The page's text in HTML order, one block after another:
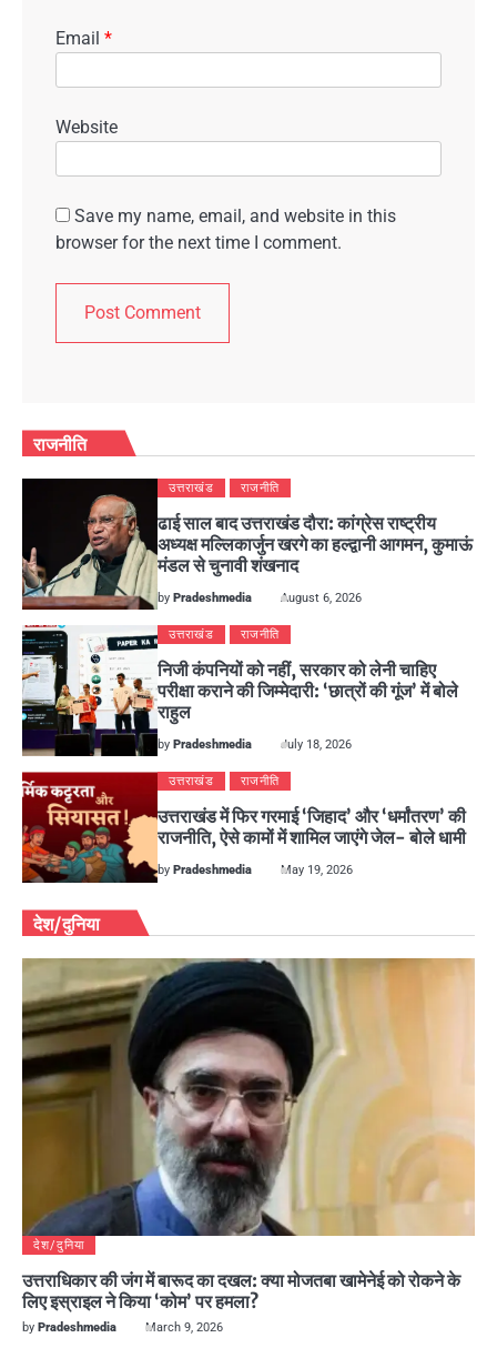
Email *
Website
Save my name, email, and website in this
browser for the next time I comment.
राजनीति
उत्तराखंड राजनीति
ढाई साल बाद उत्तराखंड दौरा: कांग्रेस राष्ट्रीय
अध्यक्ष मल्लिकार्जुन खरगे का हल्द्वानी आगमन, कुमाऊं
मंडल से चुनावी शंखनाद
by Pradeshmedia August 6, 2026
उत्तराखंड राजनीति
निजी कंपनियों को नहीं, सरकार को लेनी चाहिए
परीक्षा कराने की जिम्मेदारी: ‘छात्रों की गूंज’ में बोले
राहुल
by Pradeshmedia July 18, 2026
उत्तराखंड राजनीति
उत्तराखंड में फिर गरमाई ‘जिहाद’ और ‘धर्मांतरण’ की
राजनीति, ऐसे कामों में शामिल जाएंगे जेल- बोले धामी
by Pradeshmedia May 19, 2026
देश/दुनिया
देश/दुनिया
उत्तराधिकार की जंग में बारूद का दखल: क्या मोजतबा खामेनेई को रोकने के
लिए इस्राइल ने किया ‘कोम’ पर हमला?
by Pradeshmedia March 9, 2026